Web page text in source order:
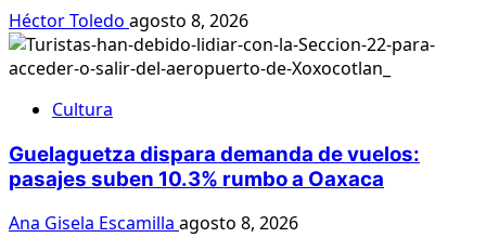
Héctor Toledo agosto 8, 2026
Cultura
Guelaguetza dispara demanda de vuelos:
pasajes suben 10.3% rumbo a Oaxaca
Ana Gisela Escamilla agosto 8, 2026